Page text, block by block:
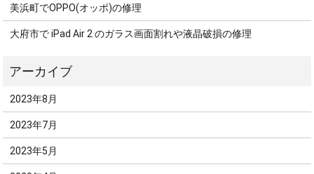
美浜町でOPPO(オッポ)の修理
大府市で iPad Air 2 のガラス画面割れや液晶破損の修理
2023年8月
2023年7月
2023年5月